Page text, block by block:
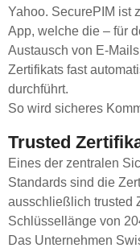
Yahoo. SecurePIM ist
App, welche die – für
Austausch von E-
Zertifikats fast
durchführt.
So wird sicheres
Trusted
Eines der zentralen
Standards sind die
ausschließlich trusted
Schlüssellänge von
Das Unternehmen